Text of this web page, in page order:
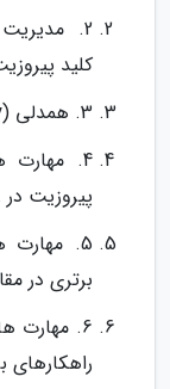
کلید
3. همدلی (Empathy): پلی برای ارتباط انسانی عمیق
پیروزیت
برتری در
راهکارهای